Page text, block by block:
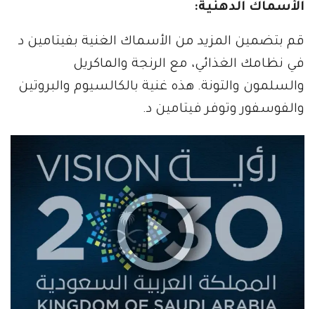
الأسماك الدهنية:
قم بتضمين المزيد من الأسماك الغنية بفيتامين د
في نظامك الغذائي، مع الرنجة والماكريل
والسلمون والتونة. هذه غنية بالكالسيوم والبروتين
والفوسفور وتوفر فيتامين د.